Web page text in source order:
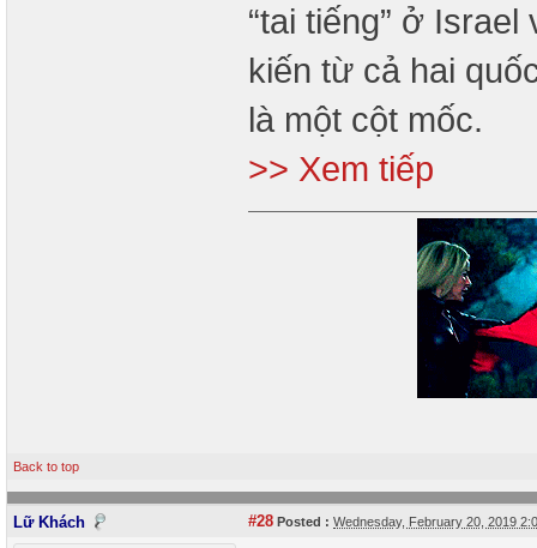
“tai tiếng” ở
kiến từ cả hai
là một cột mốc.
>> Xem tiếp
Back to top
Lữ Khách #28 Posted : Wednesday, February 20, 2019